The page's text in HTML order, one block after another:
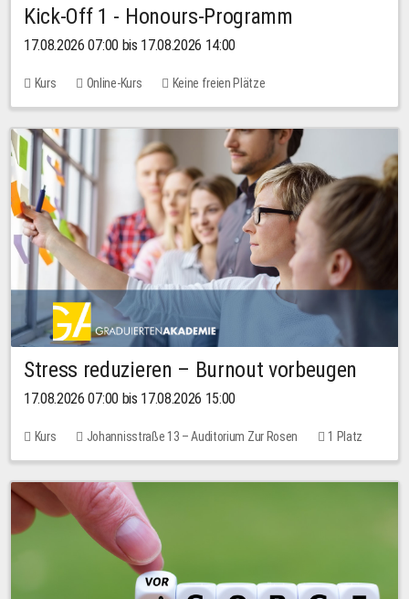
Kick-Off 1 - Honours-Programm
17.08.2026 07:00 bis 17.08.2026 14:00
Kurs Online-Kurs Keine freien Plätze
Stress reduzieren – Burnout vorbeugen
17.08.2026 07:00 bis 17.08.2026 15:00
Kurs Johannisstraße 13 – Auditorium Zur Rosen
1 Platz
10,00 EUR